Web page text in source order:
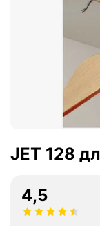
JET 128
4,5